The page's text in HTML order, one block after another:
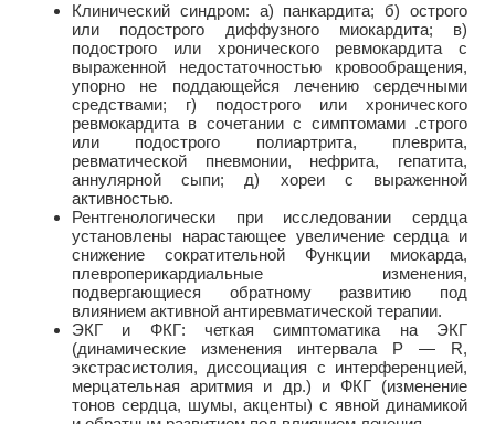
Клинический синдром: а) панкардита; б) острого
или подострого диффузного миокардита; в)
подострого или хронического ревмокардита с
выраженной недостаточностью кровообращения,
упорно не поддающейся лечению сердечными
средствами; г) подострого или хронического
ревмокардита в сочетании с симптомами .строго
или подострого полиартрита, плеврита,
ревматической пневмонии, нефрита, гепатита,
аннулярной сыпи; д) хореи с выраженной
активностью.
Рентгенологически при исследовании сердца
установлены нарастающее увеличение сердца и
снижение сократительной Функции миокарда,
плевроперикардиальные изменения,
подвергающиеся обратному развитию под
влиянием активной антиревматической терапии.
ЭКГ и ФКГ: четкая симптоматика на ЭКГ
(динамические изменения интервала Р — R,
экстрасистолия, диссоциация с интерференцией,
мерцательная аритмия и др.) и ФКГ (изменение
тонов сердца, шумы, акценты) с явной динамикой